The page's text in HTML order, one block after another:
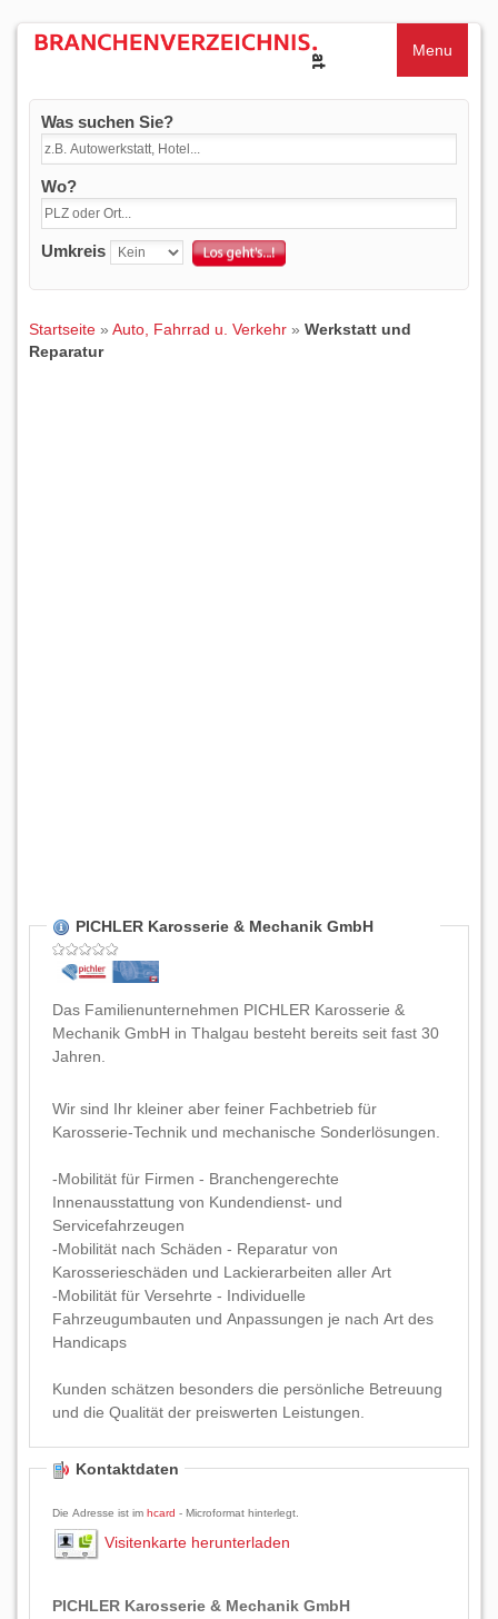
Menu
Was suchen Sie?
Wo?
Umkreis
Startseite » Auto, Fahrrad u. Verkehr » Werkstatt und
Reparatur
PICHLER Karosserie & Mechanik GmbH
Das Familienunternehmen PICHLER Karosserie &
Mechanik GmbH in Thalgau besteht bereits seit fast 30
Jahren.
Wir sind Ihr kleiner aber feiner Fachbetrieb für
Karosserie-Technik und mechanische Sonderlösungen.
-Mobilität für Firmen - Branchengerechte
Innenausstattung von Kundendienst- und
Servicefahrzeugen
-Mobilität nach Schäden - Reparatur von
Karosserieschäden und Lackierarbeiten aller Art
-Mobilität für Versehrte - Individuelle
Fahrzeugumbauten und Anpassungen je nach Art des
Handicaps
Kunden schätzen besonders die persönliche Betreuung
und die Qualität der preiswerten Leistungen.
Kontaktdaten
Die Adresse ist im hcard - Microformat hinterlegt.
Visitenkarte herunterladen
PICHLER Karosserie & Mechanik GmbH